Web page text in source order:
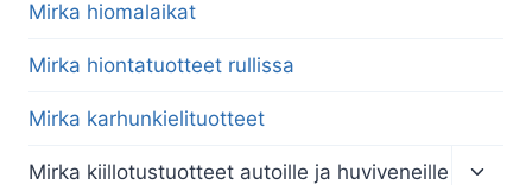
Mirka hiomalaikat
Mirka hiontatuotteet rullissa
Mirka karhunkielituotteet
Mirka kiillotustuotteet autoille ja huviveneille